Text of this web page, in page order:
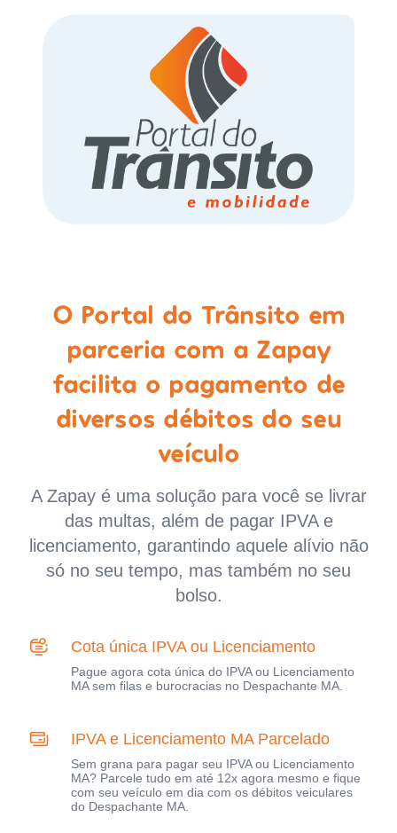
O Portal do Trânsito em
parceria com a Zapay
facilita o pagamento de
diversos débitos do seu
veículo
A Zapay é uma solução para você se livrar
das multas, além de pagar IPVA e
licenciamento, garantindo aquele alívio não
só no seu tempo, mas também no seu
bolso.
Cota única IPVA ou Licenciamento
Pague agora cota única do IPVA ou Licenciamento
MA sem filas e burocracias no Despachante MA.
IPVA e Licenciamento MA Parcelado
Sem grana para pagar seu IPVA ou Licenciamento
MA? Parcele tudo em até 12x agora mesmo e fique
com seu veículo em dia com os débitos veiculares
do Despachante MA.